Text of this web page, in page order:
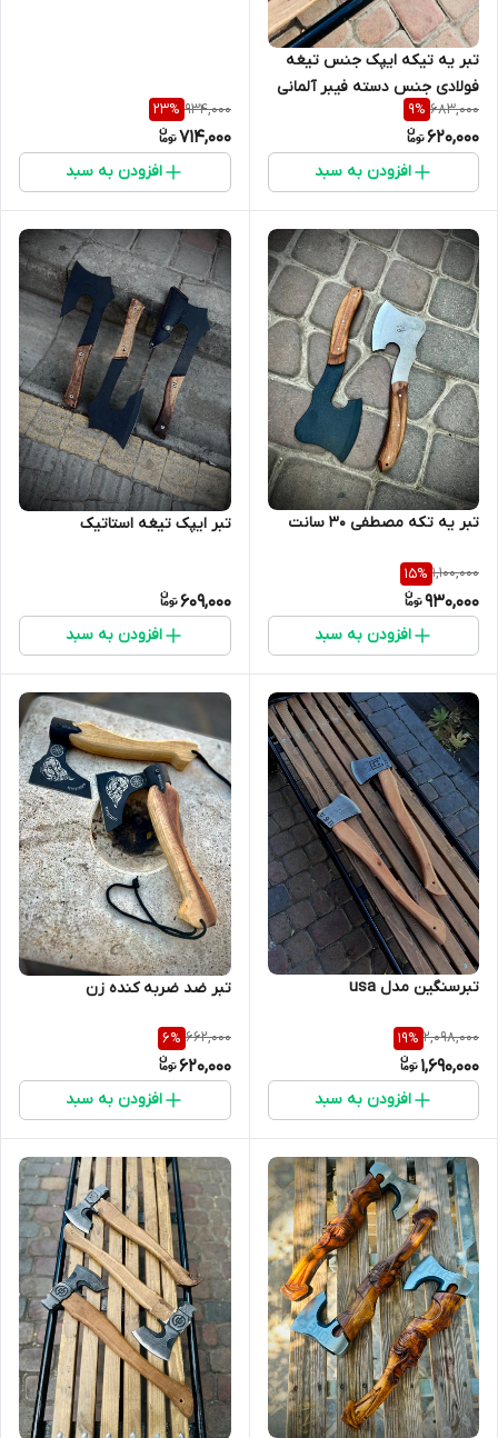
تبر یه تیکه ایپک جنس تیغه
فولادی جنس دسته فیبر آلمانی
دارای غلاف
683,000
9%
620,000
افزودن به سبد
934,000
23%
714,000
افزودن به سبد
تبر یه تکه مصطفی ۳۰ سانت
1,100,000
15%
930,000
افزودن به سبد
تبر ایپک تیغه استاتیک
609,000
افزودن به سبد
تبرسنگین مدل usa
2,098,000
19%
1,690,000
افزودن به سبد
تبر ضد ضربه کنده زن
662,000
6%
620,000
افزودن به سبد